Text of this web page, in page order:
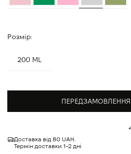
Розмір:
200 ML
ПЕРЕДЗАМОВЛЕННЯ
Доставка від 80 UAH.
Термін доставки 1-2 дні